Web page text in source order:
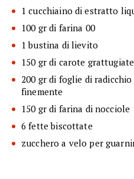
1 cucchiaino di estratto
100 gr di farina 00
1 bustina di lievito
150 gr di carote grattugiate
200 gr di foglie di
finemente
150 gr di farina di nocciole
6 fette biscottate
zucchero a velo per